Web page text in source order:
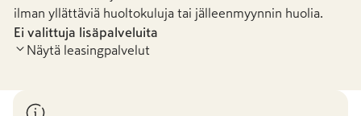
ilman yllättäviä huoltokuluja tai jälleenmyynnin huolia.
Ei valittuja lisäpalveluita
Näytä leasingpalvelut